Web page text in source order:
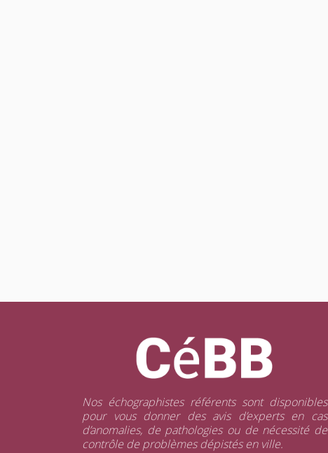
Nos échographistes référents sont disponibles
pour vous donner des avis d’experts en cas
d’anomalies, de pathologies ou de nécessité de
contrôle de problèmes dépistés en ville.